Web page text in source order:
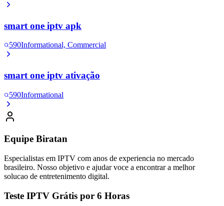
smart one iptv apk
590Informational, Commercial
smart one iptv ativação
590Informational
Equipe Biratan
Especialistas em IPTV com anos de experiencia no mercado
brasileiro. Nosso objetivo e ajudar voce a encontrar a melhor
solucao de entretenimento digital.
Teste IPTV Grátis por 6 Horas